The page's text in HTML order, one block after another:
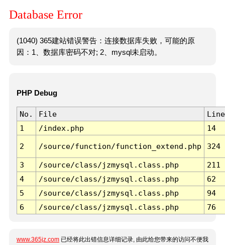
Database Error
(1040) 365建站错误警告：连接数据库失败，可能的原
因：1、数据库密码不对; 2、mysql未启动。
PHP Debug
No. File
Line
1
/index.php 14
2 /source/function/function_extend.php 324
3 /source/class/jzmysql.class.php
211
4
/source/class/jzmysql.class.php
62
5
/source/class/jzmysql.class.php
94
6
/source/class/jzmysql.class.php 76
www.365jz.com 已经将此出错信息详细记录, 由此给您带来的访问不便我